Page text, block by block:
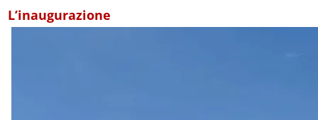
L’inaugurazione